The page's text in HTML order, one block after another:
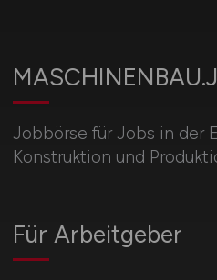
Jobbörse für Jobs in der
Konstruktion und
Für Arbeitgeber